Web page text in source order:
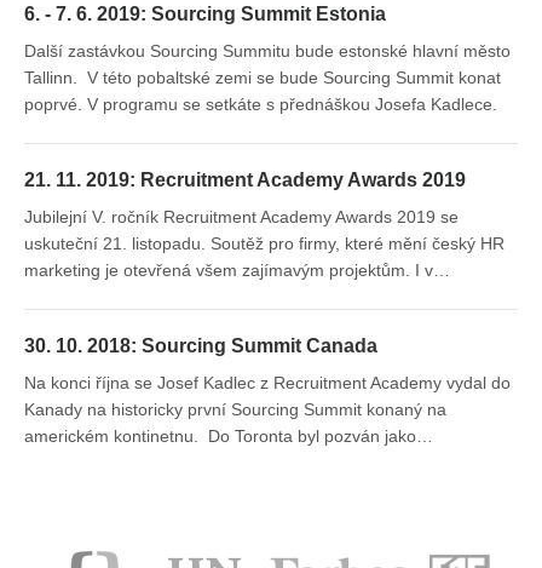
6. - 7. 6. 2019: Sourcing Summit Estonia
Další zastávkou Sourcing Summitu bude estonské hlavní město
Tallinn. V této pobaltské zemi se bude Sourcing Summit konat
poprvé. V programu se setkáte s přednáškou Josefa Kadlece.
21. 11. 2019: Recruitment Academy Awards 2019
Jubilejní V. ročník Recruitment Academy Awards 2019 se
uskuteční 21. listopadu. Soutěž pro firmy, které mění český HR
marketing je otevřená všem zajímavým projektům. I v…
30. 10. 2018: Sourcing Summit Canada
Na konci října se Josef Kadlec z Recruitment Academy vydal do
Kanady na historicky první Sourcing Summit konaný na
americkém kontinetnu. Do Toronta byl pozván jako…